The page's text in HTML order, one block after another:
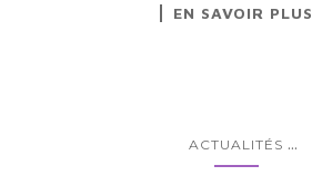
EN SAVOIR PLUS
ACTUALITÉS ...